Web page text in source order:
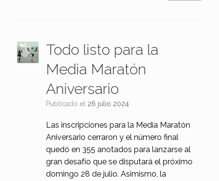
Todo listo para la
Media Maratón
Aniversario
Publicado el 26 julio 2024
Las inscripciones para la Media Maratón
Aniversario cerraron y el número final
quedó en 355 anotados para lanzarse al
gran desafío que se disputará el próximo
domingo 28 de julio. Asimismo, la